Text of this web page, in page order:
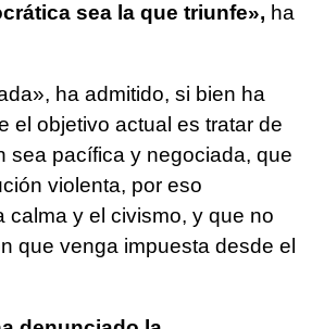
sea la que triunfe», ha
ha admitido, si bien ha
el objetivo actual es tratar de
sea pacífica y negociada, que
violenta, por eso
calma y el civismo, y que no
que venga impuesta desde el